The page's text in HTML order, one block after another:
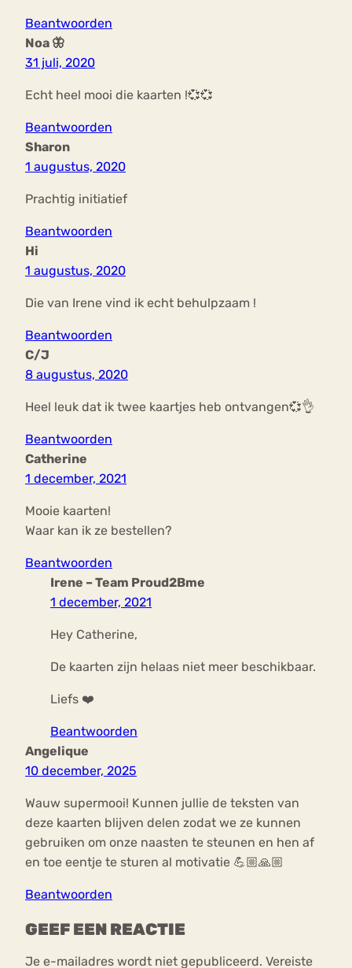
Beantwoorden
Noa 🦋
31 juli, 2020
Echt heel mooi die kaarten !💞💞
Beantwoorden
Sharon
1 augustus, 2020
Prachtig initiatief
Beantwoorden
Hi
1 augustus, 2020
Die van Irene vind ik echt behulpzaam !
Beantwoorden
C/J
8 augustus, 2020
Heel leuk dat ik twee kaartjes heb ontvangen💞👌
Beantwoorden
Catherine
1 december, 2021
Mooie kaarten!
Waar kan ik ze bestellen?
Beantwoorden
Irene – Team Proud2Bme
1 december, 2021
Hey Catherine,
De kaarten zijn helaas niet meer beschikbaar.
Liefs ❤️
Beantwoorden
Angelique
10 december, 2025
Wauw supermooi! Kunnen jullie de teksten van
deze kaarten blijven delen zodat we ze kunnen
gebruiken om onze naasten te steunen en hen af
en toe eentje te sturen al motivatie 💪🏼🙏🏼
Beantwoorden
GEEF EEN REACTIE
Je e-mailadres wordt niet gepubliceerd. Vereiste